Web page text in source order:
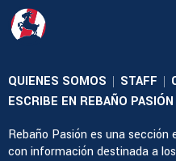
QUIENES SOMOS | STAFF |
ESCRIBE EN REBAÑO PASIÓN
Rebaño Pasión es una
con información destinada a